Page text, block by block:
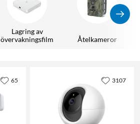
Lagring av
övervakningsfilm
Åtelkameror
65 3107